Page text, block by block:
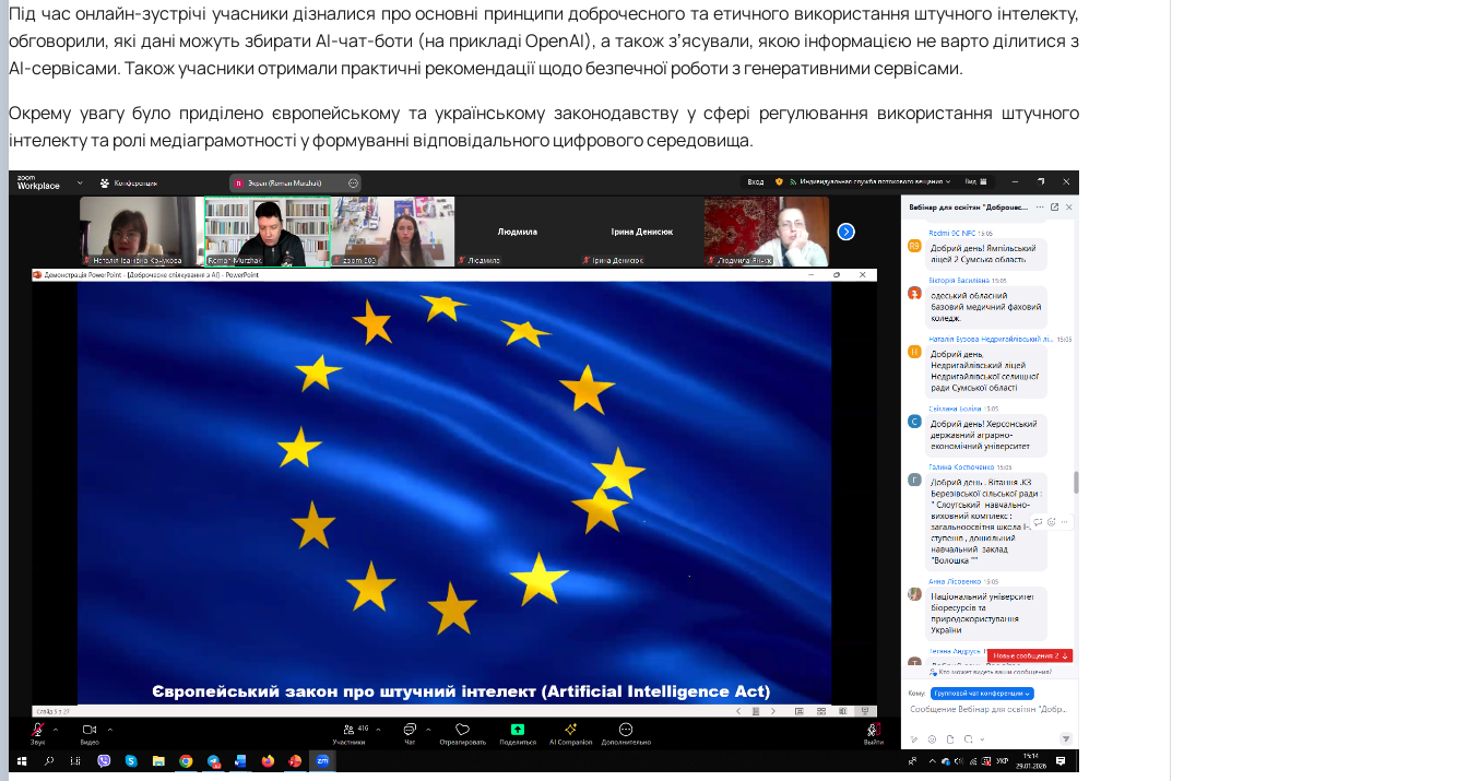
Під час онлайн-зустрічі учасники дізналися про основні принципи доброчесного та етичного використання штучного інтелекту,
обговорили, які дані можуть збирати АІ-чат-боти (на прикладі OpenAI), а також зʼясували, якою інформацією не варто ділитися з
AI-сервісами. Також учасники отримали практичні рекомендації щодо безпечної роботи з генеративними сервісами.
Окрему увагу було приділено європейському та українському законодавству у сфері регулювання використання штучного
інтелекту та ролі медіаграмотності у формуванні відповідального цифрового середовища.